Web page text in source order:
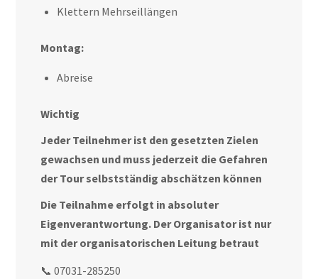
Klettern Mehrseillängen
Montag:
Abreise
Wichtig
Jeder Teilnehmer ist den gesetzten Zielen
gewachsen und muss jederzeit die Gefahren
der Tour selbstständig abschätzen können
Die Teilnahme erfolgt in absoluter
Eigenverantwortung. Der Organisator ist nur
mit der organisatorischen Leitung betraut
📞 07031-285250